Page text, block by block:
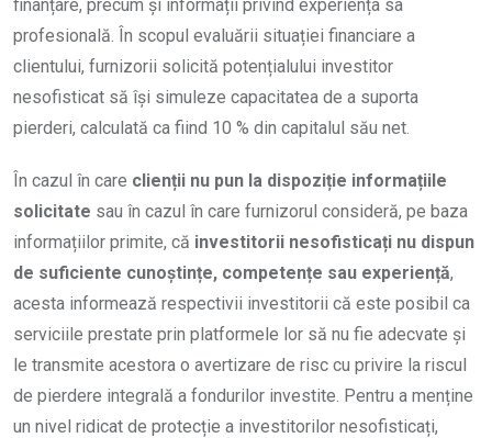
finanțare, precum și informații privind experiența sa
profesională. În scopul evaluării situației financiare a
clientului, furnizorii solicită potențialului investitor
nesofisticat să își simuleze capacitatea de a suporta
pierderi, calculată ca fiind 10 % din capitalul său net.
În cazul în care clienții nu pun la dispoziție informațiile
solicitate sau în cazul în care furnizorul consideră, pe baza
informațiilor primite, că investitorii nesofisticați nu dispun
de suficiente cunoștințe, competențe sau experiență,
acesta informează respectivii investitorii că este posibil ca
serviciile prestate prin platformele lor să nu fie adecvate și
le transmite acestora o avertizare de risc cu privire la riscul
de pierdere integrală a fondurilor investite. Pentru a menține
un nivel ridicat de protecție a investitorilor nesofisticați,